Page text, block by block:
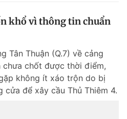
khổ vì thông tin chuẩn
Tân Thuận (Q.7) về cảng
chưa chốt được thời điểm,
không ít xáo trộn do bị
cửa để xây cầu Thủ Thiêm 4.